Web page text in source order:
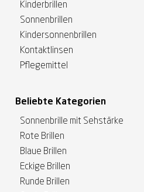
Kinderbrillen
Sonnenbrillen
Kindersonnenbrillen
Kontaktlinsen
Pflegemittel
Beliebte Kategorien
Sonnenbrille mit Sehstärke
Rote Brillen
Blaue Brillen
Eckige Brillen
Runde Brillen